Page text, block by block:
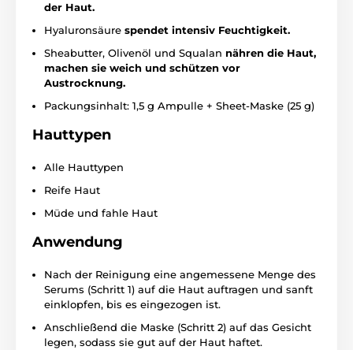
der Haut.
Hyaluronsäure spendet intensiv Feuchtigkeit.
Sheabutter, Olivenöl und Squalan nähren die Haut,
machen sie weich und schützen vor
Austrocknung.
Packungsinhalt: 1,5 g Ampulle + Sheet-Maske (25 g)
Hauttypen
Alle Hauttypen
Reife Haut
Müde und fahle Haut
Anwendung
Nach der Reinigung eine angemessene Menge des
Serums (Schritt 1) auf die Haut auftragen und sanft
einklopfen, bis es eingezogen ist.
Anschließend die Maske (Schritt 2) auf das Gesicht
legen, sodass sie gut auf der Haut haftet.